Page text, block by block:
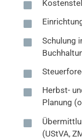
Schulung
Herbst-
Planung
(UStVA,